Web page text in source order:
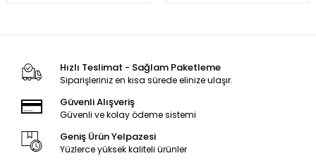
Hızlı Teslimat - Sağlam Paketleme
Siparişleriniz en kısa sürede elinize ulaşır.
Güvenli Alışveriş
Güvenli ve kolay ödeme sistemi
Geniş Ürün Yelpazesi
Yüzlerce yüksek kaliteli ürünler